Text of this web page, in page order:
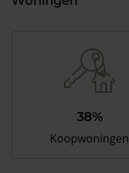
38%
Koopwoningen